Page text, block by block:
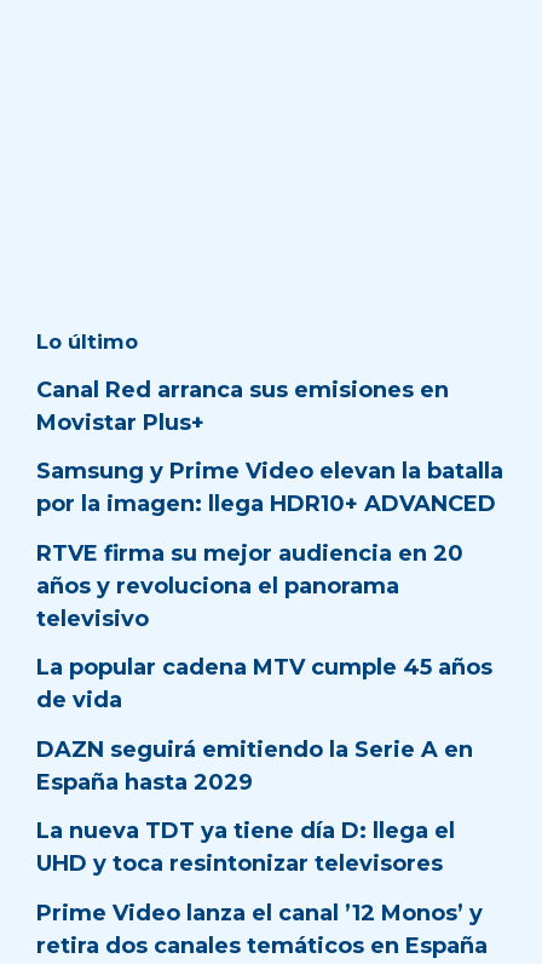
Lo último
Canal Red arranca sus emisiones en
Movistar Plus+
Samsung y Prime Video elevan la batalla
por la imagen: llega HDR10+ ADVANCED
RTVE firma su mejor audiencia en 20
años y revoluciona el panorama
televisivo
La popular cadena MTV cumple 45 años
de vida
DAZN seguirá emitiendo la Serie A en
España hasta 2029
La nueva TDT ya tiene día D: llega el
UHD y toca resintonizar televisores
Prime Video lanza el canal ’12 Monos’ y
retira dos canales temáticos en España